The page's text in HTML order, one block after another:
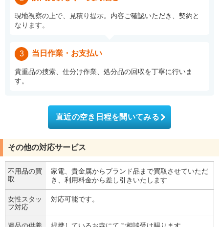
現地視察の上で、見積り提示。内容ご確認いただき、契約と
なります。
3 当日作業・お支払い
貴重品の捜索、仕分け作業、処分品の回収を丁寧に行いま
す。
直近の空き日程を聞いてみる
その他の対応サービス
不用品の買
取
家電、貴金属からブランド品まで買取させていただ
き、利用料金から差し引きいたします
女性スタッ
フ対応
対応可能です。